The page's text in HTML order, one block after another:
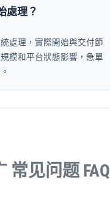
處理？
處理，實際開始與交付節
模和平台狀態影響，急單
常见问题 FAQ